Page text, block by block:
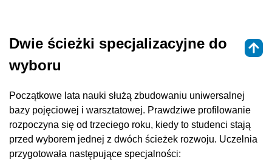
Dwie ścieżki specjalizacyjne do
wyboru
Początkowe lata nauki służą zbudowaniu uniwersalnej
bazy pojęciowej i warsztatowej. Prawdziwe profilowanie
rozpoczyna się od trzeciego roku, kiedy to studenci stają
przed wyborem jednej z dwóch ścieżek rozwoju. Uczelnia
przygotowała następujące specjalności: